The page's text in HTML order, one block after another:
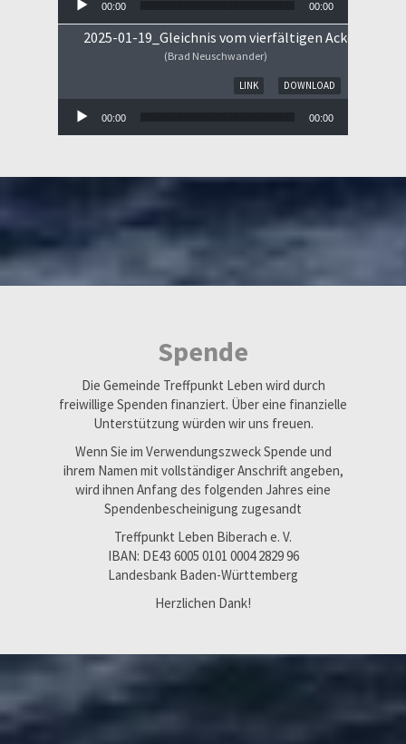
00:00 00:00
2025-01-19_Gleichnis vom vierfältigen Ackerboden
(Brad Neuschwander)
DOWNLOAD
LINK
00:00 00:00
Spende
Die Gemeinde Treffpunkt Leben wird durch
freiwillige Spenden finanziert. Über eine finanzielle
Unterstützung würden wir uns freuen.
Wenn Sie im Verwendungszweck Spende und
ihrem Namen mit vollständiger Anschrift angeben,
wird ihnen Anfang des folgenden Jahres eine
Spendenbescheinigung zugesandt
Treffpunkt Leben Biberach e. V.
IBAN: DE43 6005 0101 0004 2829 96
Landesbank Baden-Württemberg
Herzlichen Dank!